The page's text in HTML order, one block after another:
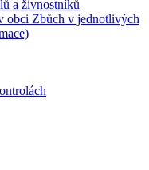
a živnostníků
obci Zbůch v jednotlivých